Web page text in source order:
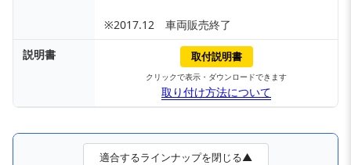
※2017.12 車両販売終了
説明書
取付説明書
クリックで表示・ダウンロードできます
取り付け方法について
適合するラインナップを閉じる▲